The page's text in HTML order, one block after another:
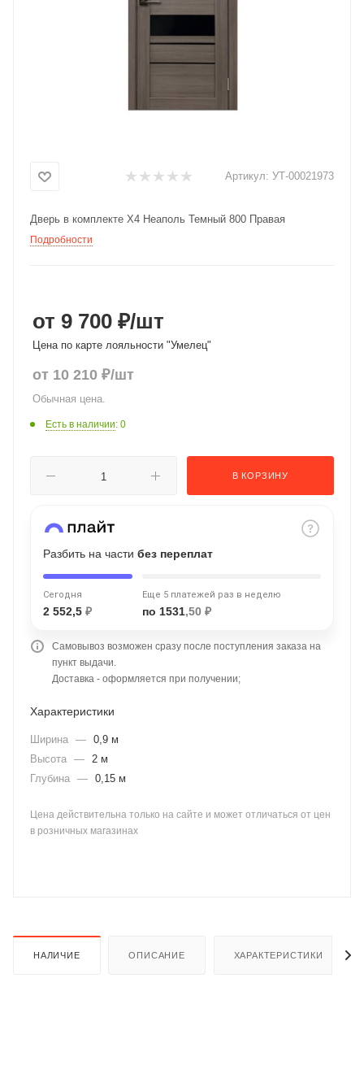
Артикул: УТ-00021973
Дверь в комплекте X4 Неаполь Темный 800 Правая
Подробности
от 9 700 ₽/шт
Цена по карте лояльности "Умелец"
от 10 210 ₽/шт
Обычная цена.
Есть в наличии: 0
В КОРЗИНУ
Разбить на части без переплат
Сегодня
2 552,5 ₽
Еще 5 платежей раз в неделю
по 1531,50 ₽
Самовывоз возможен сразу после поступления заказа на
пункт выдачи.
Доставка - оформляется при получении;
Характеристики
Ширина — 0,9 м
Высота — 2 м
Глубина — 0,15 м
Цена действительна только на сайте и может отличаться от цен
в розничных магазинах
НАЛИЧИЕ ОПИСАНИЕ ХАРАКТЕРИСТИКИ
Оплачивайте сегодня только
Получайте товар
Оставшиеся
об оплате Плайтом
недели
8 800 302-02-51